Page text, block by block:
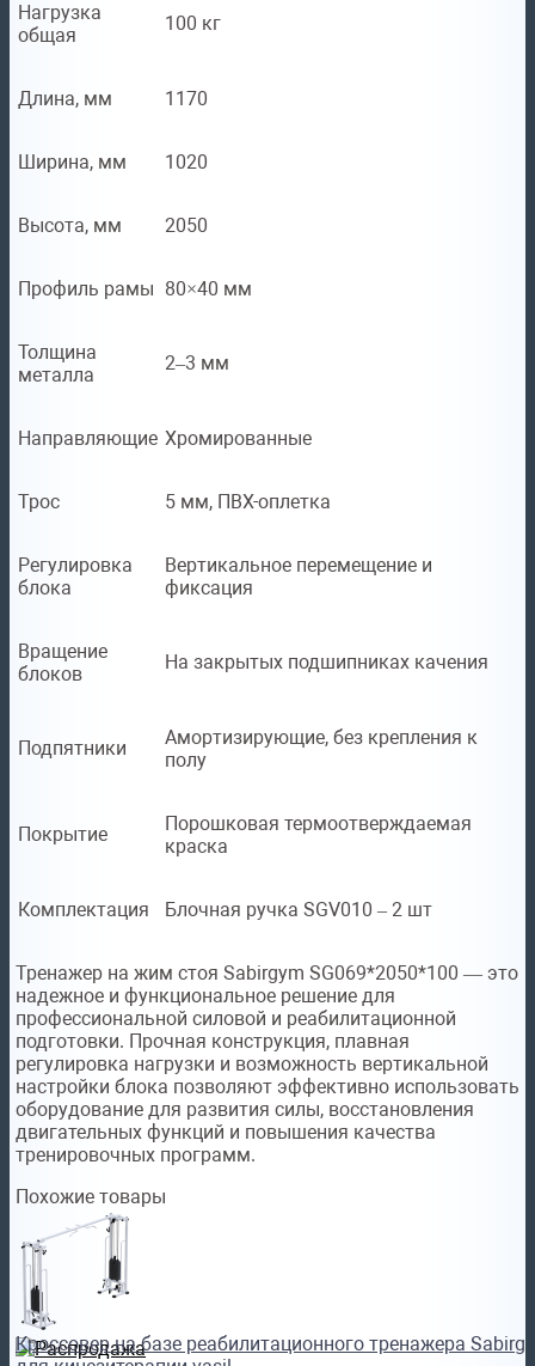
Нагрузка
общая
100 кг
Длина, мм 1170
Ширина, мм 1020
Высота, мм 2050
Профиль рамы 80×40 мм
Толщина
металла
2–3 мм
Направляющие Хромированные
Трос 5 мм, ПВХ-оплетка
Регулировка
блока
Вертикальное перемещение и
фиксация
Вращение
блоков
На закрытых подшипниках качения
Подпятники
Амортизирующие, без крепления к
полу
Покрытие
Порошковая термоотверждаемая
краска
Комплектация Блочная ручка SGV010 – 2 шт
Тренажер на жим стоя Sabirgym SG069*2050*100 — это
надежное и функциональное решение для
профессиональной силовой и реабилитационной
подготовки. Прочная конструкция, плавная
регулировка нагрузки и возможность вертикальной
настройки блока позволяют эффективно использовать
оборудование для развития силы, восстановления
двигательных функций и повышения качества
тренировочных программ.
Похожие товары
Кроссовер на базе реабилитационного тренажера